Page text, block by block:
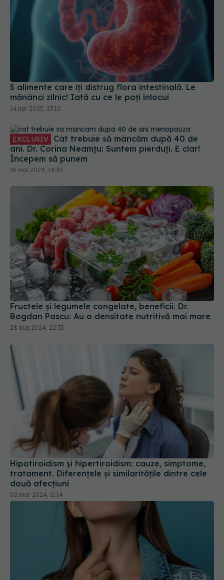
5 alimente care îți distrug flora intestinală. Le
mănânci zilnic! Iată cu ce le poți înlocui
14 apr 2025, 23:10
EXCLUSIV
ani. Dr. Corina Neamțu: Suntem pierduți. E clar!
Începem să punem
16 mai 2024, 14:30
Fructele și legumele congelate, beneficii. Dr.
Bogdan Pascu: Au o densitate nutritivă mai mare
28 aug 2024, 22:33
Hipotiroidism și hipertiroidism: cauze, simptome,
tratament. Diferențele și similaritățile dintre cele
două afecțiuni
02 mar 2024, 11:14